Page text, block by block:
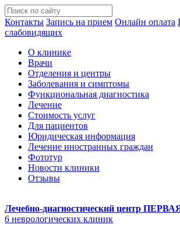
Контакты Запись на прием Онлайн оплата
слабовидящих
О клинике
Врачи
Отделения и центры
Заболевания и симптомы
Функциональная диагностика
Лечение
Стоимость услуг
Для пациентов
Юридическая информация
Лечение иностранных граждан
Фототур
Новости клиники
Отзывы
Лечебно-диагностический центр
6 неврологических клиник